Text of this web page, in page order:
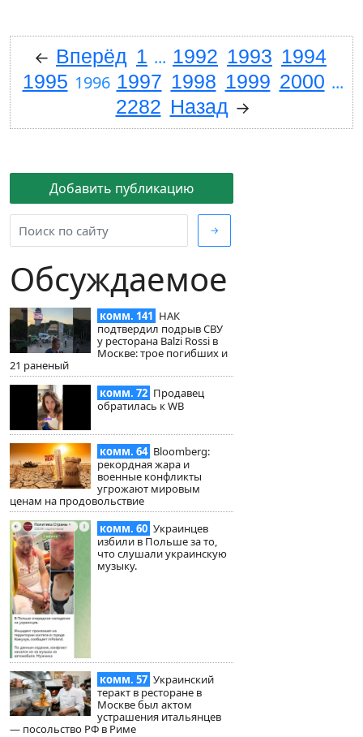
Добавить публикацию
→
Обсуждаемое
комм. 141 НАК
подтвердил подрыв СВУ
у ресторана Balzi Rossi в
Москве: трое погибших и
21 раненый
комм. 72 Продавец
обратилась к WB
комм. 64 Bloomberg:
рекордная жара и
военные конфликты
угрожают мировым
ценам на продовольствие
комм. 60 Украинцев
избили в Польше за то,
что слушали украинскую
музыку.
комм. 57 Украинский
теракт в ресторане в
Москве был актом
устрашения итальянцев
— посольство РФ в Риме
← Вперёд 1 ... 1992 1993 1994
1995 1996 1997 1998 1999 2000 ...
2282 Назад →